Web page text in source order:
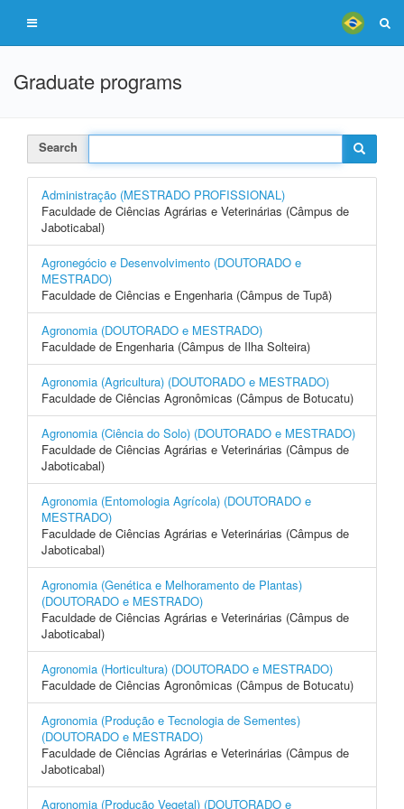
Graduate programs
Search
Administração (MESTRADO PROFISSIONAL)
Faculdade de Ciências Agrárias e Veterinárias (Câmpus de
Jaboticabal)
Agronegócio e Desenvolvimento (DOUTORADO e
MESTRADO)
Faculdade de Ciências e Engenharia (Câmpus de Tupã)
Agronomia (DOUTORADO e MESTRADO)
Faculdade de Engenharia (Câmpus de Ilha Solteira)
Agronomia (Agricultura) (DOUTORADO e MESTRADO)
Faculdade de Ciências Agronômicas (Câmpus de Botucatu)
Agronomia (Ciência do Solo) (DOUTORADO e MESTRADO)
Faculdade de Ciências Agrárias e Veterinárias (Câmpus de
Jaboticabal)
Agronomia (Entomologia Agrícola) (DOUTORADO e
MESTRADO)
Faculdade de Ciências Agrárias e Veterinárias (Câmpus de
Jaboticabal)
Agronomia (Genética e Melhoramento de Plantas)
(DOUTORADO e MESTRADO)
Faculdade de Ciências Agrárias e Veterinárias (Câmpus de
Jaboticabal)
Agronomia (Horticultura) (DOUTORADO e MESTRADO)
Faculdade de Ciências Agronômicas (Câmpus de Botucatu)
Agronomia (Produção e Tecnologia de Sementes)
(DOUTORADO e MESTRADO)
Faculdade de Ciências Agrárias e Veterinárias (Câmpus de
Jaboticabal)
Agronomia (Produção Vegetal) (DOUTORADO e